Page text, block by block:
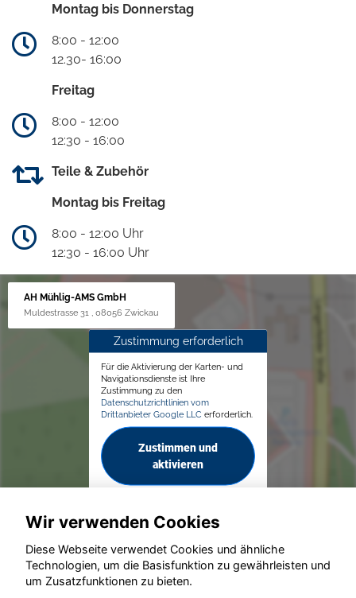
Montag bis Donnerstag
8:00 - 12:00
12.30- 16:00
Freitag
8:00 - 12:00
12:30 - 16:00
Teile & Zubehör
Montag bis Freitag
8:00 - 12:00 Uhr
12:30 - 16:00 Uhr
AH Mühlig-AMS GmbH
Muldestrasse 31 , 08056 Zwickau
Zustimmung erforderlich
Für die Aktivierung der Karten- und
Navigationsdienste ist Ihre
Zustimmung zu den
Datenschutzrichtlinien vom
Drittanbieter Google LLC erforderlich.
Zustimmen und
aktivieren
© konjunkturmotor.de GmbH 2020 - 2026
Wir verwenden Cookies
Diese Webseite verwendet Cookies und ähnliche
Technologien, um die Basisfunktion zu gewährleisten und
um Zusatzfunktionen zu bieten.